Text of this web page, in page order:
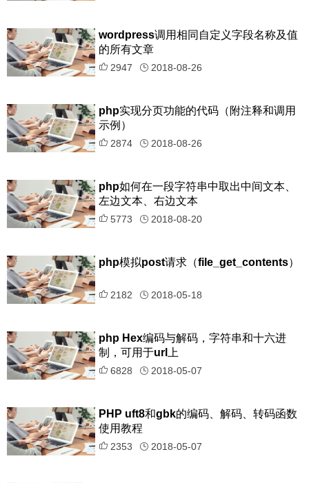
wordpress调用相同自定义字段名称及值
的所有文章
2947 2018-08-26
php实现分页功能的代码（附注释和调用
示例）
2874 2018-08-26
php如何在一段字符串中取出中间文本、
左边文本、右边文本
5773 2018-08-20
php模拟post请求（file_get_contents）
2182 2018-05-18
php Hex编码与解码，字符串和十六进
制，可用于url上
6828 2018-05-07
PHP uft8和gbk的编码、解码、转码函数
使用教程
2353 2018-05-07